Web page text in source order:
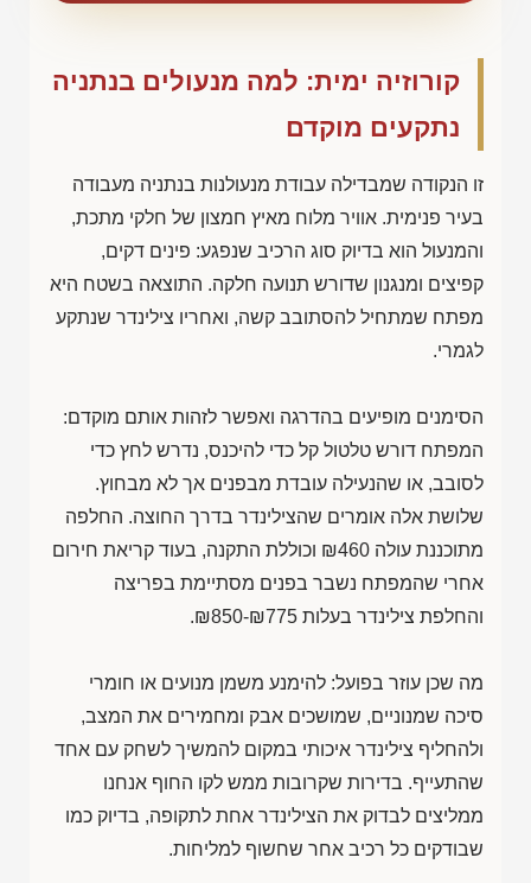
קורוזיה ימית: למה מנעולים בנתניה
נתקעים מוקדם
זו הנקודה שמבדילה עבודת מנעולנות בנתניה מעבודה
בעיר פנימית. אוויר מלוח מאיץ חמצון של חלקי מתכת,
והמנעול הוא בדיוק סוג הרכיב שנפגע: פינים דקים,
קפיצים ומנגנון שדורש תנועה חלקה. התוצאה בשטח היא
מפתח שמתחיל להסתובב קשה, ואחריו צילינדר שנתקע
לגמרי.
הסימנים מופיעים בהדרגה ואפשר לזהות אותם מוקדם:
המפתח דורש טלטול קל כדי להיכנס, נדרש לחץ כדי
לסובב, או שהנעילה עובדת מבפנים אך לא מבחוץ.
שלושת אלה אומרים שהצילינדר בדרך החוצה. החלפה
מתוכננת עולה ₪460 וכוללת התקנה, בעוד קריאת חירום
אחרי שהמפתח נשבר בפנים מסתיימת בפריצה
והחלפת צילינדר בעלות ₪850-₪775
.
מה שכן עוזר בפועל: להימנע משמן מנועים או חומרי
סיכה שמנוניים, שמושכים אבק ומחמירים את המצב,
ולהחליף צילינדר איכותי במקום להמשיך לשחק עם אחד
שהתעייף. בדירות שקרובות ממש לקו החוף אנחנו
ממליצים לבדוק את הצילינדר אחת לתקופה, בדיוק כמו
שבודקים כל רכיב אחר שחשוף למליחות.